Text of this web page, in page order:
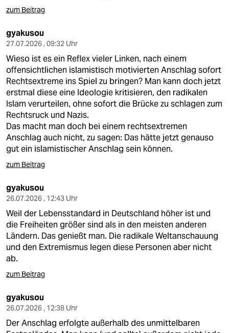
zum Beitrag
gyakusou
27.07.2026 , 09:32 Uhr
Wieso ist es ein Reflex vieler Linken, nach einem
offensichtlichen islamistisch motivierten Anschlag sofort
Rechtsextreme ins Spiel zu bringen? Man kann doch jetzt
erstmal diese eine Ideologie kritisieren, den radikalen
Islam verurteilen, ohne sofort die Brücke zu schlagen zum
Rechtsruck und Nazis.
Das macht man doch bei einem rechtsextremen
Anschlag auch nicht, zu sagen: Das hätte jetzt genauso
gut ein islamistischer Anschlag sein können.
zum Beitrag
gyakusou
26.07.2026 , 12:43 Uhr
Weil der Lebensstandard in Deutschland höher ist und
die Freiheiten größer sind als in den meisten anderen
Ländern. Das genießt man. Die radikale Weltanschauung
und den Extremismus legen diese Personen aber nicht
ab.
zum Beitrag
gyakusou
26.07.2026 , 12:38 Uhr
Der Anschlag erfolgte außerhalb des unmittelbaren